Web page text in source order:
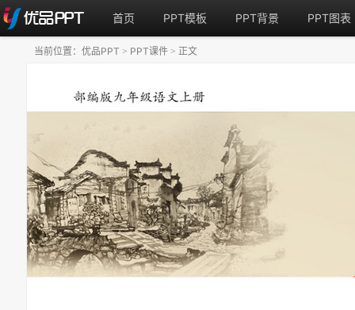
首页 PPT模板 PPT背景 PPT图表
当前位置： 优品PPT > PPT课件 > 正文